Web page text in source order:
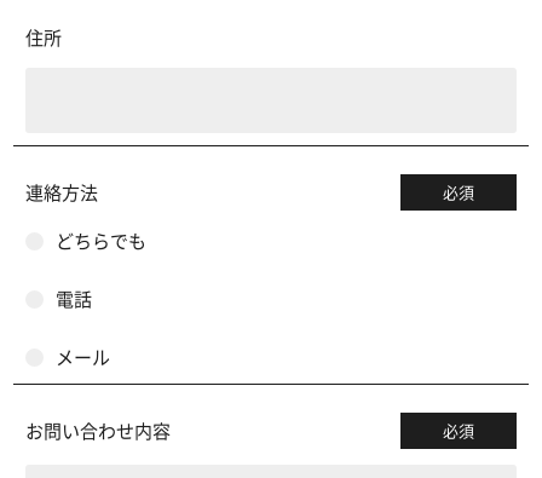
住所
連絡方法 必須
どちらでも
電話
メール
お問い合わせ内容 必須